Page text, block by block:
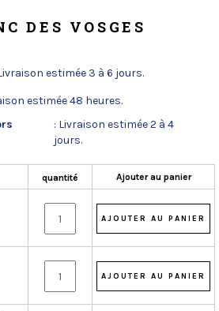
DES VOSGES
estimée 3 à 6 jours.
estimée 48 heures.
: Livraison estimée 2 à 4
jours.
quantité Ajouter au panier